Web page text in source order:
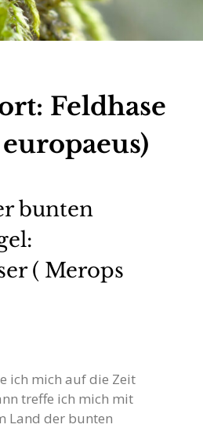
Feldhase
bunten
( Merops
ich mich auf die Zeit
treffe ich mich mit
Land der bunten